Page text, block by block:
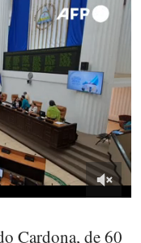
Cardona, de 60